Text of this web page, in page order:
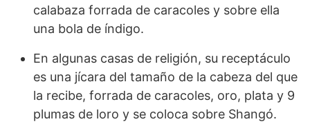
calabaza forrada de caracoles y sobre ella
una bola de índigo.
En algunas casas de religión, su receptáculo
es una jícara del tamaño de la cabeza del que
la recibe, forrada de caracoles, oro, plata y 9
plumas de loro y se coloca sobre Shangó.